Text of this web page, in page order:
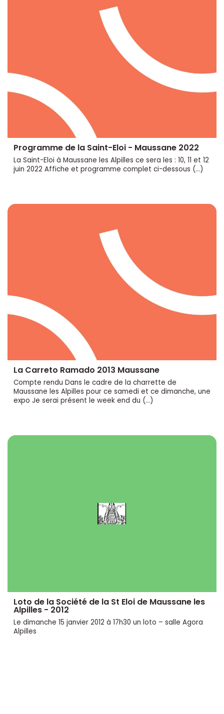
Programme de la Saint-Eloi - Maussane 2022
La Saint-Eloi à Maussane les Alpilles ce sera les : 10, 11 et 12
juin 2022 Affiche et programme complet ci-dessous (...)
La Carreto Ramado 2013 Maussane
Compte rendu Dans le cadre de la charrette de
Maussane les Alpilles pour ce samedi et ce dimanche, une
expo Je serai présent le week end du (…)
Loto de la Société de la St Eloi de Maussane les
Alpilles - 2012
Le dimanche 15 janvier 2012 à 17h30 un loto – salle Agora
Alpilles